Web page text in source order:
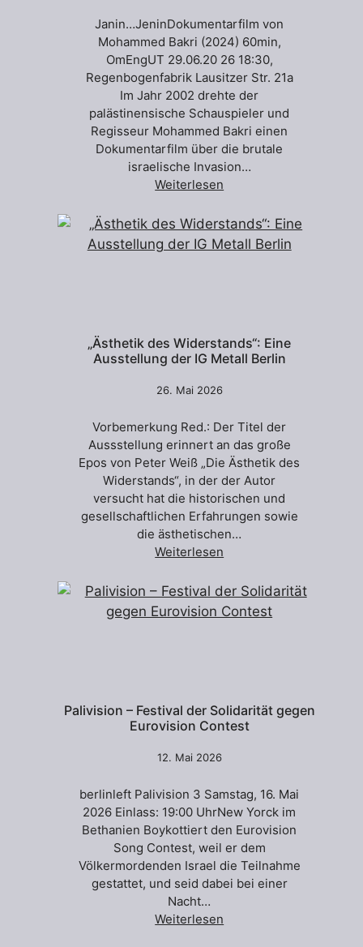
Janin…JeninDokumentarfilm von
Mohammed Bakri (2024) 60min,
OmEngUT 29.06.20 26 18:30,
Regenbogenfabrik Lausitzer Str. 21a
Im Jahr 2002 drehte der
palästinensische Schauspieler und
Regisseur Mohammed Bakri einen
Dokumentarfilm über die brutale
israelische Invasion…
Weiterlesen
„Ästhetik des Widerstands“: Eine
Ausstellung der IG Metall Berlin
26. Mai 2026
Vorbemerkung Red.: Der Titel der
Aussstellung erinnert an das große
Epos von Peter Weiß „Die Ästhetik des
Widerstands“, in der der Autor
versucht hat die historischen und
gesellschaftlichen Erfahrungen sowie
die ästhetischen…
Weiterlesen
Palivision – Festival der Solidarität gegen
Eurovision Contest
12. Mai 2026
berlinleft Palivision 3 Samstag, 16. Mai
2026 Einlass: 19:00 UhrNew Yorck im
Bethanien Boykottiert den Eurovision
Song Contest, weil er dem
Völkermordenden Israel die Teilnahme
gestattet, und seid dabei bei einer
Nacht…
Weiterlesen